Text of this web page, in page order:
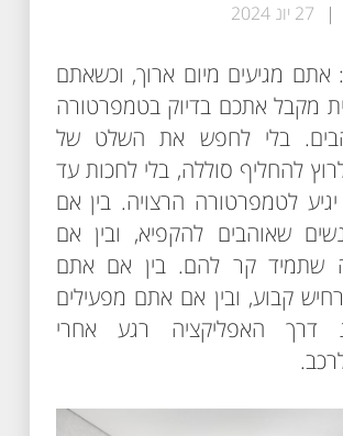
27 יונ 2024
אתם מגיעים מיום ארוך, וכשאתם
מקבל אתכם בדיוק בטמפרטורה
בלי לחפש את השלט של
להחליף סוללה, בלי לחכות עד
לטמפרטורה הרצויה. בין אם
שאוהבים להקפיא, ובין אם
שתמיד קר להם. בין אם אתם
קבוע, ובין אם אתם מפעילים
דרך האפליקציה רגע אחרי